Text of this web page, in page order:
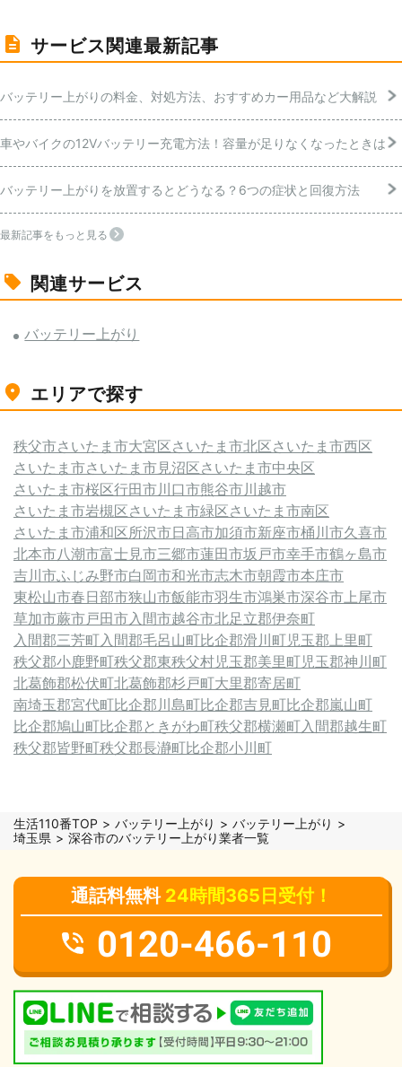
サービス関連最新記事
バッテリー上がりの料金、対処方法、おすすめカー用品など大解説
車やバイクの12Vバッテリー充電方法！容量が足りなくなったときは
バッテリー上がりを放置するとどうなる？6つの症状と回復方法
最新記事をもっと見る
関連サービス
バッテリー上がり
エリアで探す
秩父市さいたま市大宮区さいたま市北区さいたま市西区
さいたま市さいたま市見沼区さいたま市中央区
さいたま市桜区行田市川口市熊谷市川越市
さいたま市岩槻区さいたま市緑区さいたま市南区
さいたま市浦和区所沢市日高市加須市新座市桶川市久喜市
北本市八潮市富士見市三郷市蓮田市坂戸市幸手市鶴ヶ島市
吉川市ふじみ野市白岡市和光市志木市朝霞市本庄市
東松山市春日部市狭山市飯能市羽生市鴻巣市深谷市 上尾市
草加市蕨市戸田市入間市越谷市北足立郡伊奈町
入間郡三芳町入間郡毛呂山町比企郡滑川町児玉郡上里町
秩父郡小鹿野町秩父郡東秩父村児玉郡美里町児玉郡神川町
北葛飾郡松伏町北葛飾郡杉戸町大里郡寄居町
南埼玉郡宮代町比企郡川島町比企郡吉見町比企郡嵐山町
比企郡鳩山町比企郡ときがわ町秩父郡横瀬町入間郡越生町
秩父郡皆野町秩父郡長瀞町比企郡小川町
生活110番TOP バッテリー上がり
バッテリー上がり
埼玉県
深谷市のバッテリー上がり業者一覧
通話料無料 24時間365日受付！
0120-466-110